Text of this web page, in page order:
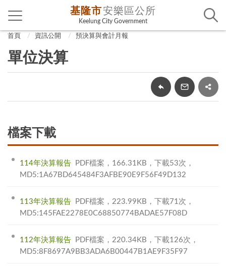
基隆市 安樂區公所
Keelung City Government
首頁 資訊公開 預決算與會計月報
單位決算
檔案下載
114年決算報告
PDF檔案，166.31KB，下載53次，
MD5:1A67BD645484F3AFBE90E9F56F49D132
113年決算報告
PDF檔案，223.99KB，下載71次，
MD5:145FAE2278E0C68850774BADAE57F08D
112年決算報告
PDF檔案，220.34KB，下載126次，
MD5:8F8697A9BB3ADA6B00447B1AE9F35F97